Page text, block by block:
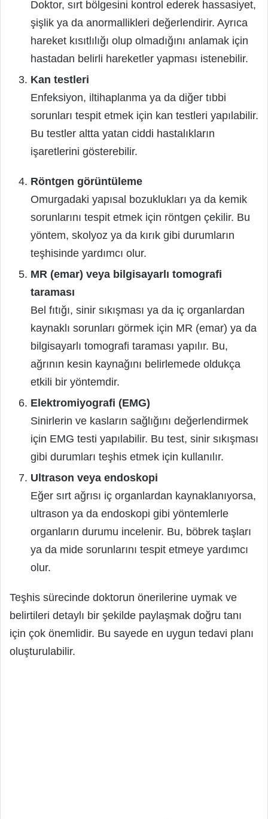
Doktor, sırt bölgesini kontrol ederek hassasiyet,
şişlik ya da anormallikleri değerlendirir. Ayrıca
hareket kısıtlılığı olup olmadığını anlamak için
hastadan belirli hareketler yapması istenebilir.
Kan testleri
Enfeksiyon, iltihaplanma ya da diğer tıbbi
sorunları tespit etmek için kan testleri yapılabilir.
Bu testler altta yatan ciddi hastalıkların
işaretlerini gösterebilir.
Röntgen görüntüleme
Omurgadaki yapısal bozuklukları ya da kemik
sorunlarını tespit etmek için röntgen çekilir. Bu
yöntem, skolyoz ya da kırık gibi durumların
teşhisinde yardımcı olur.
MR (emar) veya bilgisayarlı tomografi
taraması
Bel fıtığı, sinir sıkışması ya da iç organlardan
kaynaklı sorunları görmek için MR (emar) ya da
bilgisayarlı tomografi taraması yapılır. Bu,
ağrının kesin kaynağını belirlemede oldukça
etkili bir yöntemdir.
Elektromiyografi (EMG)
Sinirlerin ve kasların sağlığını değerlendirmek
için EMG testi yapılabilir. Bu test, sinir sıkışması
gibi durumları teşhis etmek için kullanılır.
Ultrason veya endoskopi
Eğer sırt ağrısı iç organlardan kaynaklanıyorsa,
ultrason ya da endoskopi gibi yöntemlerle
organların durumu incelenir. Bu, böbrek taşları
ya da mide sorunlarını tespit etmeye yardımcı
olur.
Teşhis sürecinde doktorun önerilerine uymak ve
belirtileri detaylı bir şekilde paylaşmak doğru tanı
için çok önemlidir. Bu sayede en uygun tedavi planı
oluşturulabilir.